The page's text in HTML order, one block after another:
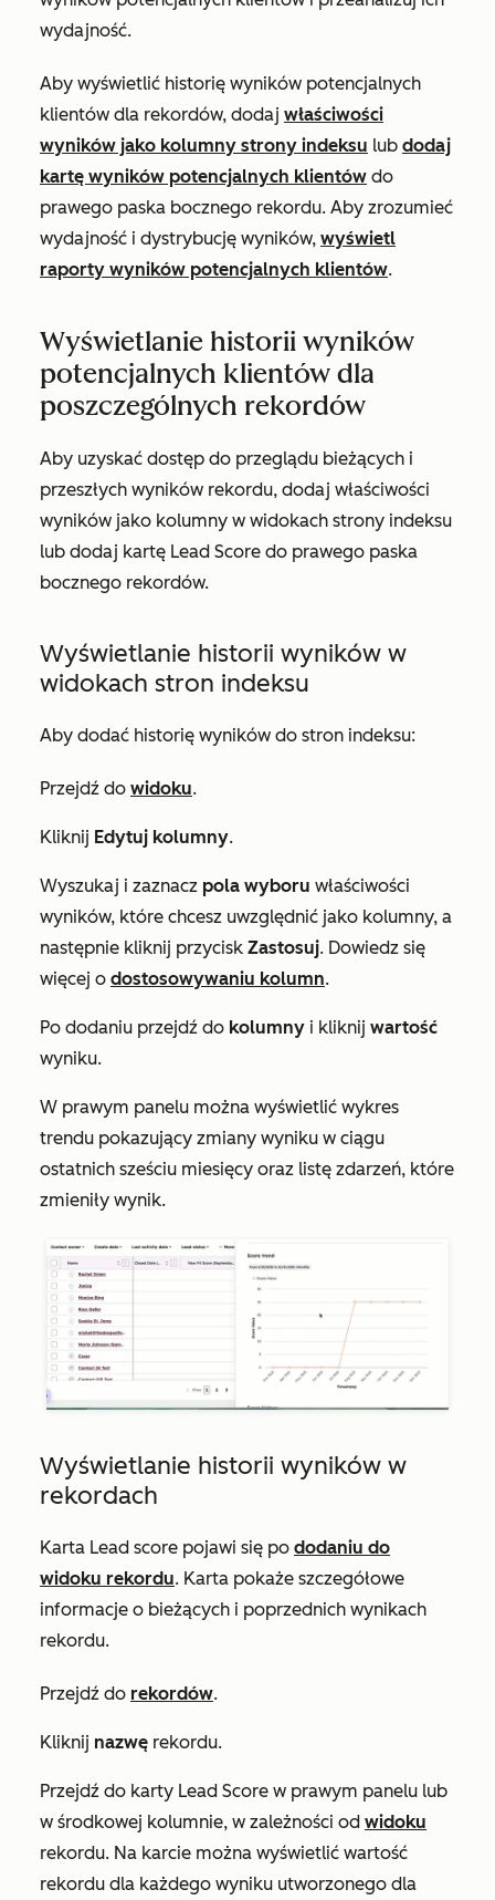
wydajność.
Aby wyświetlić historię wyników potencjalnych
klientów dla rekordów, dodaj właściwości
wyników jako kolumny strony indeksu lub dodaj
kartę wyników potencjalnych klientów do
prawego paska bocznego rekordu. Aby zrozumieć
wydajność i dystrybucję wyników, wyświetl
raporty wyników potencjalnych klientów.
Wyświetlanie historii wyników
potencjalnych klientów dla
poszczególnych rekordów
Aby uzyskać dostęp do przeglądu bieżących i
przeszłych wyników rekordu, dodaj właściwości
wyników jako kolumny w widokach strony indeksu
lub dodaj kartę Lead Score do prawego paska
bocznego rekordów.
Wyświetlanie historii wyników w
widokach stron indeksu
Aby dodać historię wyników do stron indeksu:
Przejdź do widoku.
Kliknij Edytuj kolumny.
Wyszukaj i zaznacz pola wyboru właściwości
wyników, które chcesz uwzględnić jako kolumny, a
następnie kliknij przycisk Zastosuj. Dowiedz się
więcej o dostosowywaniu kolumn.
Po dodaniu przejdź do kolumny i kliknij wartość
wyniku.
W prawym panelu można wyświetlić wykres
trendu pokazujący zmiany wyniku w ciągu
ostatnich sześciu miesięcy oraz listę zdarzeń, które
zmieniły wynik.
Wyświetlanie historii wyników w
rekordach
Karta Lead score pojawi się po dodaniu do
widoku rekordu. Karta pokaże szczegółowe
informacje o bieżących i poprzednich wynikach
rekordu.
Przejdź do rekordów.
Kliknij nazwę rekordu.
Przejdź do karty Lead Score w prawym panelu lub
w środkowej kolumnie, w zależności od widoku
rekordu. Na karcie można wyświetlić wartość
rekordu dla każdego wyniku utworzonego dla